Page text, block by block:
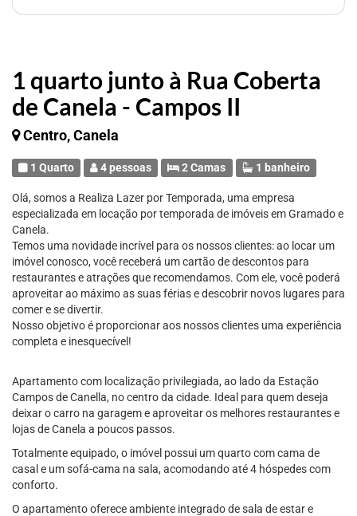
1 quarto junto à Rua Coberta
de Canela - Campos II
Centro, Canela
1 Quarto 4 pessoas 2 Camas 1 banheiro
Olá, somos a Realiza Lazer por Temporada, uma empresa
especializada em locação por temporada de imóveis em Gramado e
Canela.
Temos uma novidade incrível para os nossos clientes: ao locar um
imóvel conosco, você receberá um cartão de descontos para
restaurantes e atrações que recomendamos. Com ele, você poderá
aproveitar ao máximo as suas férias e descobrir novos lugares para
comer e se divertir.
Nosso objetivo é proporcionar aos nossos clientes uma experiência
completa e inesquecível!
Apartamento com localização privilegiada, ao lado da Estação
Campos de Canella, no centro da cidade. Ideal para quem deseja
deixar o carro na garagem e aproveitar os melhores restaurantes e
lojas de Canela a poucos passos.
Totalmente equipado, o imóvel possui um quarto com cama de
casal e um sofá-cama na sala, acomodando até 4 hóspedes com
conforto.
O apartamento oferece ambiente integrado de sala de estar e